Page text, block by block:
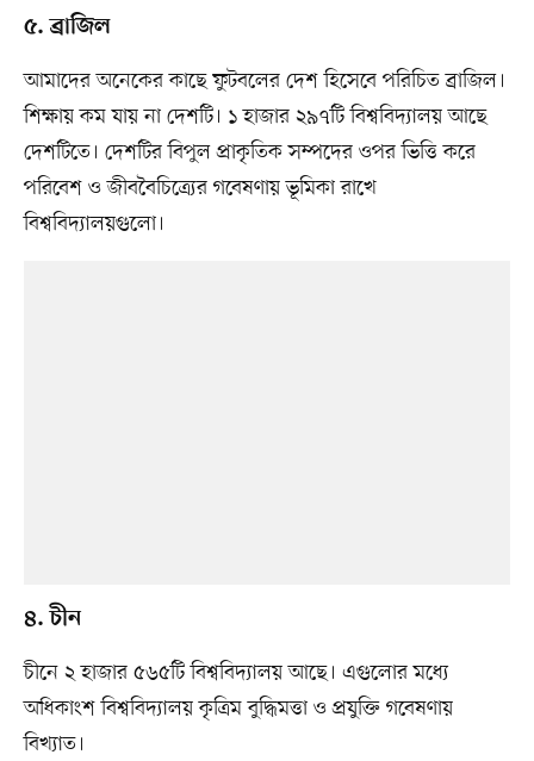
৫. ব্রাজিল
আমাদের অনেকের কাছে ফুটবলের দেশ হিসেবে পরিচিত ব্রাজিল।
শিক্ষায় কম যায় না দেশটি। ১ হাজার ২৯৭টি বিশ্ববিদ্যালয় আছে
দেশটিতে। দেশটির বিপুল প্রাকৃতিক সম্পদের ওপর ভিত্তি করে
পরিবেশ ও জীববৈচিত্র্যের গবেষণায় ভূমিকা রাখে
বিশ্ববিদ্যালয়গুলো।
৪. চীন
চীনে ২ হাজার ৫৬৫টি বিশ্ববিদ্যালয় আছে। এগুলোর মধ্যে
অধিকাংশ বিশ্ববিদ্যালয় কৃত্রিম বুদ্ধিমত্তা ও প্রযুক্তি গবেষণায়
বিখ্যাত।